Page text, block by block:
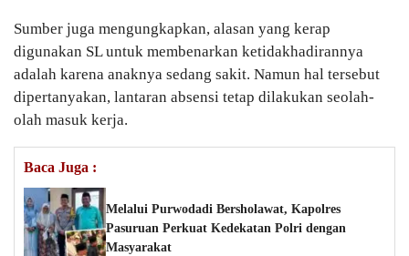
Sumber juga mengungkapkan, alasan yang kerap
digunakan SL untuk membenarkan ketidakhadirannya
adalah karena anaknya sedang sakit. Namun hal tersebut
dipertanyakan, lantaran absensi tetap dilakukan seolah-
olah masuk kerja.
Baca Juga :
Melalui Purwodadi Bersholawat, Kapolres
Pasuruan Perkuat Kedekatan Polri dengan
Masyarakat